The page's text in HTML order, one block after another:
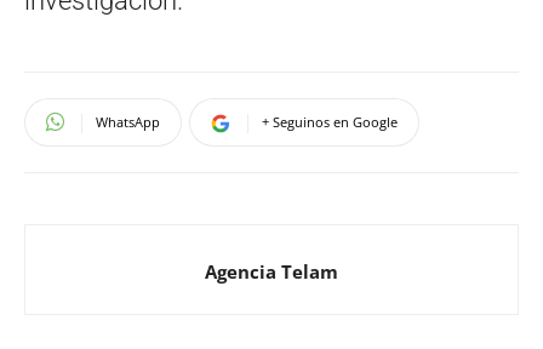
WhatsApp + Seguinos en Google
Agencia Telam